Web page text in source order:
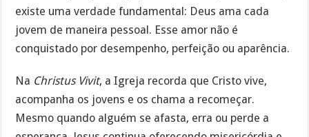
existe uma verdade fundamental: Deus ama cada
jovem de maneira pessoal. Esse amor não é
conquistado por desempenho, perfeição ou aparência.
Na Christus Vivit, a Igreja recorda que Cristo vive,
acompanha os jovens e os chama a recomeçar.
Mesmo quando alguém se afasta, erra ou perde a